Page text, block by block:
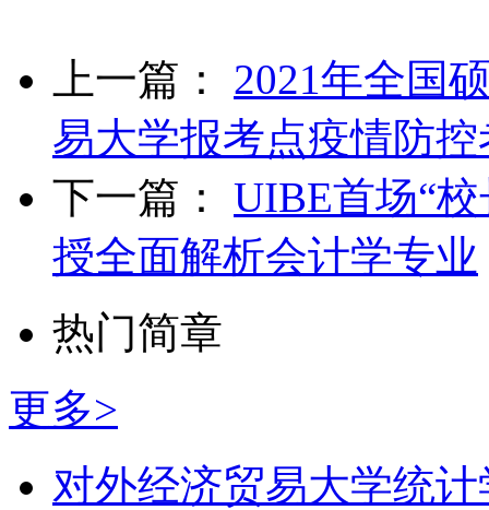
上一篇： 2021年全国
易大学报考点疫情防
下一篇： UIBE首场“
授全面解析会计学专业
热门简章
更多>
对外经济贸易大学统